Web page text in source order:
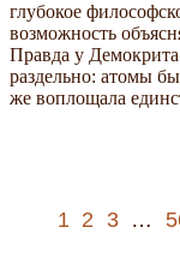
глубокое
возможность
Правда у
раздельно: атомы
же воплощала
1 2 3 …